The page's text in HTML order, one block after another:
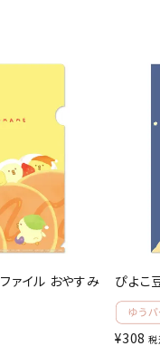
ァイル おやすみ ぴよこ
¥308 税